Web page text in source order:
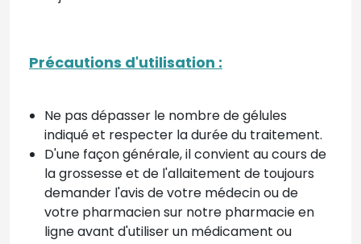
Précautions d'utilisation :
Ne pas dépasser le nombre de gélules
indiqué et respecter la durée du traitement.
D'une façon générale, il convient au cours de
la grossesse et de l'allaitement de toujours
demander l'avis de votre médecin ou de
votre pharmacien sur notre pharmacie en
ligne avant d'utiliser un médicament ou